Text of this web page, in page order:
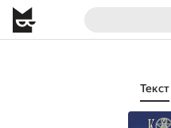
Текст